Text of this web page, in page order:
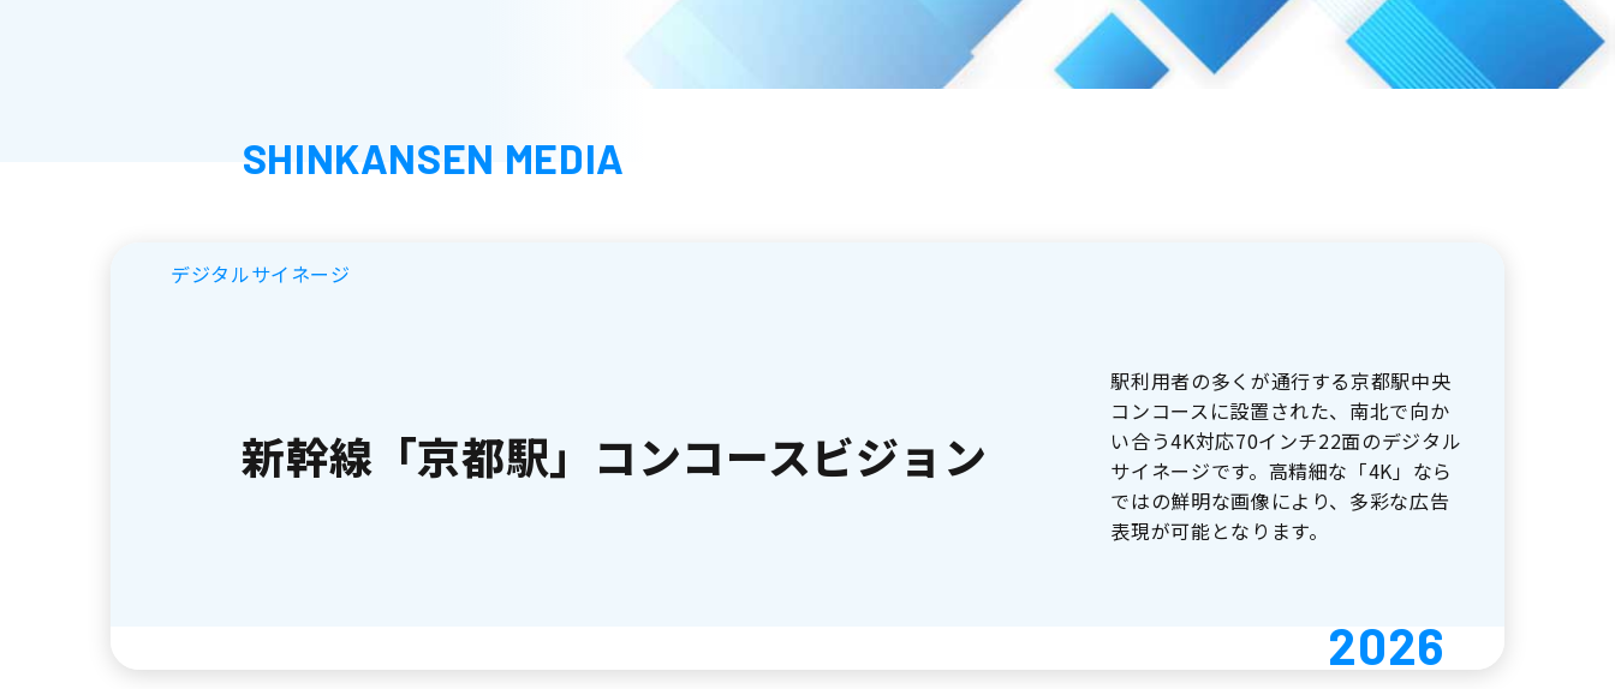
新幹線広告
デジタルサイネージ
新幹線「京都駅」コンコースビジョン
駅利用者の多くが通行する京都駅中央
コンコースに設置された、南北で向か
い合う4K対応70インチ22面のデジタル
サイネージです。高精細な「4K」なら
ではの鮮明な画像により、多彩な広告
表現が可能となります。
2026